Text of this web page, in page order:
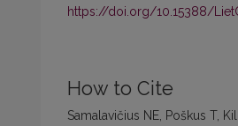
https://doi.org/10.15388/
How to Cite
Samalavičius NE, Poškus T,